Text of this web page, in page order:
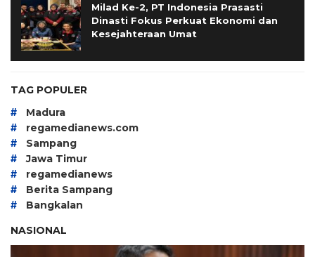
Milad Ke-2, PT Indonesia Prasasti
Dinasti Fokus Perkuat Ekonomi dan
Kesejahteraan Umat
TAG POPULER
# Madura
# regamedianews.com
# Sampang
# Jawa Timur
# regamedianews
# Berita Sampang
#
Bangkalan
NASIONAL